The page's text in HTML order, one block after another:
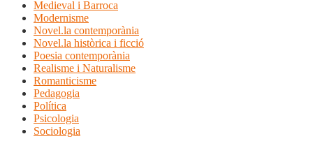
Medieval i Barroca
Modernisme
Novel.la contemporània
Novel.la històrica i ficció
Poesia contemporània
Realisme i Naturalisme
Romanticisme
Pedagogia
Política
Psicologia
Sociologia